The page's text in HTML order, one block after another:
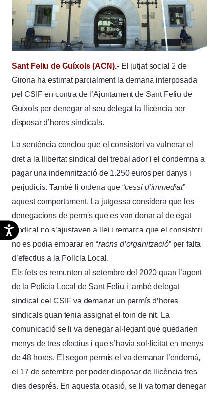
Accesibilidad
Sant Feliu de Guíxols (ACN).- El jutjat social 2 de
Girona ha estimat parcialment la demana interposada
pel CSIF en contra de l’Ajuntament de Sant Feliu de
Guíxols per denegar al seu delegat la llicència per
disposar d’hores sindicals.
La sentència conclou que el consistori va vulnerar el
dret a la llibertat sindical del treballador i el condemna a
pagar una indemnització de 1.250 euros per danys i
perjudicis. També li ordena que “cessi d’immediat”
aquest comportament. La jutgessa considera que les
denegacions de permís que es van donar al delegat
sindical no s’ajustaven a llei i remarca que el consistori
no es podia emparar en “raons d’organització” per falta
d’efectius a la Policia Local.
Els fets es remunten al setembre del 2020 quan l’agent
de la Policia Local de Sant Feliu i també delegat
sindical del CSIF va demanar un permís d’hores
sindicals quan tenia assignat el torn de nit. La
comunicació se li va denegar al·legant que quedarien
menys de tres efectius i que s’havia sol·licitat en menys
de 48 hores. El segon permís el va demanar l’endemà,
el 17 de setembre per poder disposar de llicència tres
dies després. En aquesta ocasió, se li va tornar denegar